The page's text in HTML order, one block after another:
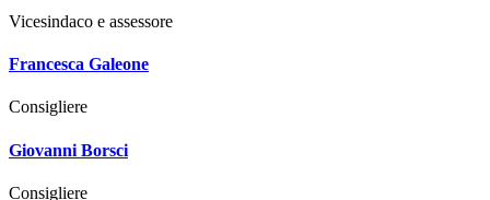
Vicesindaco e assessore
Francesca Galeone
Consigliere
Giovanni Borsci
Consigliere